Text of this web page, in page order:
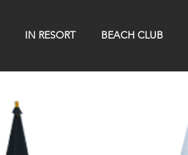
IN RESORT BEACH CLUB